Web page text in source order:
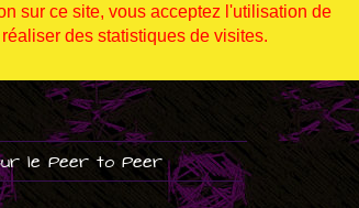
le Peer to Peer
sur ce site, vous acceptez l'utilisation de
des statistiques de visites.